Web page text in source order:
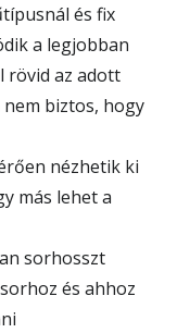
és fix
a legjobban
rövid az adott
biztos, hogy
nézhetik ki
más lehet a
sorhosszt
és ahhoz